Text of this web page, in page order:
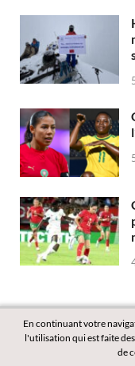
En continuant votre
l'utilisation qui est faite
de